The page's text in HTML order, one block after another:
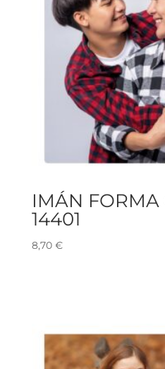
IMÁN
14401
8,70 €